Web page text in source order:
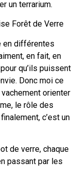
un terrarium.
Forêt de Verre
en différentes
en fait, en
qu’ils puissent
Donc moi ce
orienter
le rôle des
c’est un
de verre, chaque
passant par les